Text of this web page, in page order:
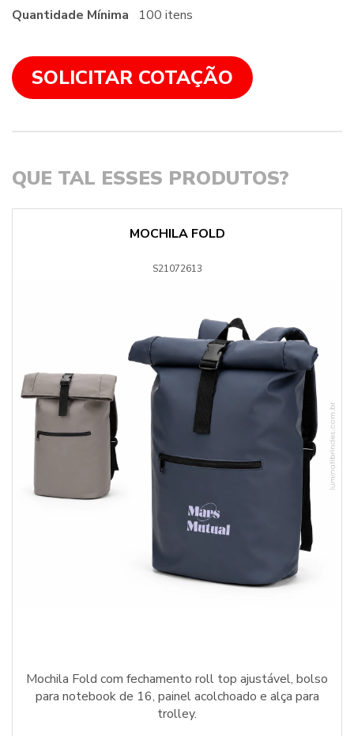
Quantidade Mínima 100 itens
SOLICITAR COTAÇÃO
QUE TAL ESSES PRODUTOS?
MOCHILA FOLD
S21072613
Mochila Fold com fechamento roll top ajustável, bolso
para notebook de 16, painel acolchoado e alça para
trolley.